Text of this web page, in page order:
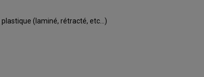
plastique (laminé, rétracté, etc...)